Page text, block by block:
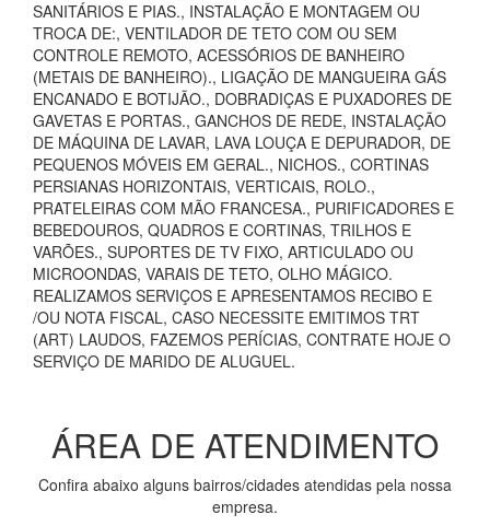
SANITÁRIOS E PIAS., INSTALAÇÃO E MONTAGEM OU
TROCA DE:, VENTILADOR DE TETO COM OU SEM
CONTROLE REMOTO, ACESSÓRIOS DE BANHEIRO
(METAIS DE BANHEIRO)., LIGAÇÃO DE MANGUEIRA GÁS
ENCANADO E BOTIJÃO., DOBRADIÇAS E PUXADORES DE
GAVETAS E PORTAS., GANCHOS DE REDE, INSTALAÇÃO
DE MÁQUINA DE LAVAR, LAVA LOUÇA E DEPURADOR, DE
PEQUENOS MÓVEIS EM GERAL., NICHOS., CORTINAS
PERSIANAS HORIZONTAIS, VERTICAIS, ROLO.,
PRATELEIRAS COM MÃO FRANCESA., PURIFICADORES E
BEBEDOUROS, QUADROS E CORTINAS, TRILHOS E
VARÕES., SUPORTES DE TV FIXO, ARTICULADO OU
MICROONDAS, VARAIS DE TETO, OLHO MÁGICO.
REALIZAMOS SERVIÇOS E APRESENTAMOS RECIBO E
/OU NOTA FISCAL, CASO NECESSITE EMITIMOS TRT
(ART) LAUDOS, FAZEMOS PERÍCIAS, CONTRATE HOJE O
SERVIÇO DE MARIDO DE ALUGUEL.
ÁREA DE ATENDIMENTO
Confira abaixo alguns bairros/cidades atendidas pela nossa
empresa.